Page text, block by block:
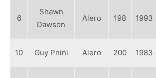
6
Shawn
Dawson
Alero 198 1993
10 Guy Pnini Alero 200 1983